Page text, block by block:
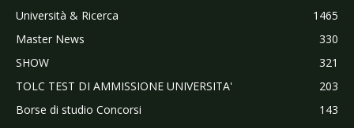
Università & Ricerca
1465
Master News
330
SHOW
321
TOLC TEST DI AMMISSIONE UNIVERSITA'
203
Borse di studio Concorsi
143